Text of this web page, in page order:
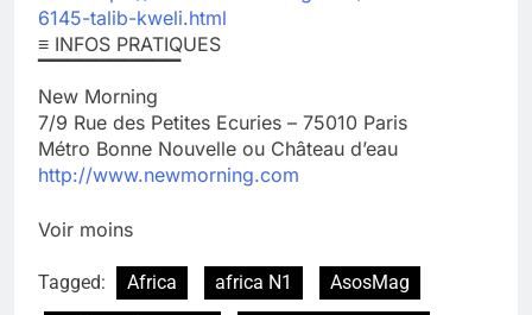
6145-talib-kweli.html
≡ INFOS PRATIQUES
New Morning
7/9 Rue des Petites Ecuries – 75010 Paris
Métro Bonne Nouvelle ou Château d’eau
http://www.newmorning.com
Voir moins
Tagged: Africa africa N1
AsosMag